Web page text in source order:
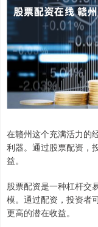
在赣州这个充满活力的
利器。通过股票配资，
益。
股票配资是一种杠杆交
模。通过配资，投资者
更高的潜在收益。